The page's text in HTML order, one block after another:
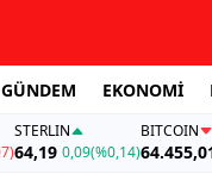
GÜNDEM EKONOMİ
STERLIN
64,19 0,09(%0,14)
BITCOIN